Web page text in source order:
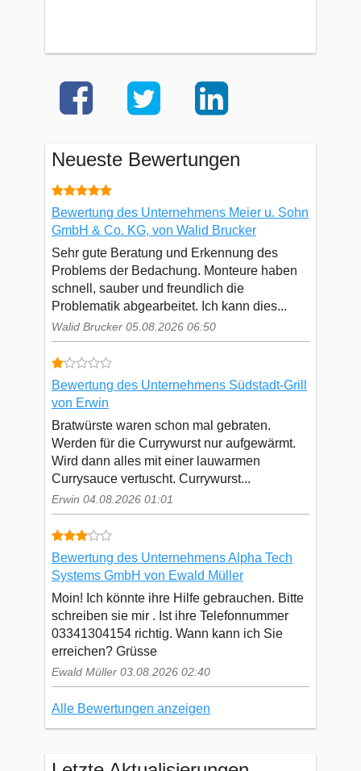
Neueste Bewertungen
Bewertung des Unternehmens Meier u. Sohn
GmbH & Co. KG, von Walid Brucker
Sehr gute Beratung und Erkennung des
Problems der Bedachung. Monteure haben
schnell, sauber und freundlich die
Problematik abgearbeitet. Ich kann dies...
Walid Brucker 05.08.2026 06:50
Bewertung des Unternehmens Südstadt-Grill
von Erwin
Bratwürste waren schon mal gebraten.
Werden für die Currywurst nur aufgewärmt.
Wird dann alles mit einer lauwarmen
Currysauce vertuscht. Currywurst...
Erwin 04.08.2026 01:01
Bewertung des Unternehmens Alpha Tech
Systems GmbH von Ewald Müller
Moin! Ich könnte ihre Hilfe gebrauchen. Bitte
schreiben sie mir . Ist ihre Telefonnummer
03341304154 richtig. Wann kann ich Sie
erreichen? Grüsse
Ewald Müller 03.08.2026 02:40
Alle Bewertungen anzeigen